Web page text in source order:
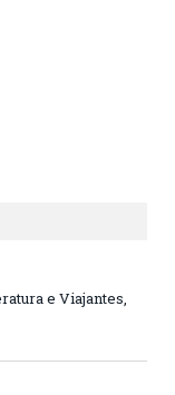
e Viajantes,